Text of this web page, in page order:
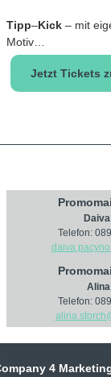
Tipp–Kick – mit
Motiv…
Jetzt Tickets
Telefon:
Telefon:
4